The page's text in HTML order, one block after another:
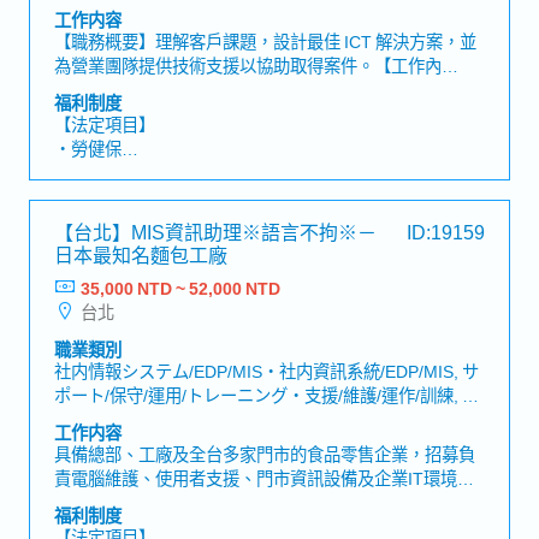
・健康檢查
ンジニア(運用/保守)・網路工程師(運作/維護), 社内情報シ
ステム/EDP/MIS・社内資訊系統/EDP/MIS, サポート/保
守/運用/トレーニング・支援/維護/運作/訓練
工作内容
【職務概要】理解客戶課題，設計最佳 ICT 解決方案，並
為營業團隊提供技術支援以協助取得案件。【工作內
容】・透過客戶訪談進行需求定義・設計網路、資安、伺
服器、雲端等解決方案・製作提案書與架構圖・進行提案
與產品 Demo・提供營業團隊技術支援
福利制度
【法定項目】
・勞健保
・各種休假（特別休假、婚假、喪假、生理假、產檢假、
陪產假、產假、育嬰假）
・退休金
【公司福利】
・年終獎金
・三節獎金
・人事考核
・暑假兩天 (年資滿一年)
・年度員工旅遊 (視年度業績而定)
・年度員工健康檢查
【台北】MIS資訊助理※語言不拘※－
日本最知名麵包工廠
ID:19159
35,000 NTD ~ 52,000 NTD
台北
職業類別
社内情報システム/EDP/MIS・社内資訊系統/EDP/MIS, サ
ポート/保守/運用/トレーニング・支援/維護/運作/訓練, そ
の他(IT/インターネット/通信)エンジニア・其他(IT/網路/
通訊)工程師
工作内容
具備總部、工廠及全台多家門市的食品零售企業，招募負
責電腦維護、使用者支援、門市資訊設備及企業IT環境管
理的MIS資訊助理。【工作內容】・負責Windows電腦安
裝、設定、日常維護及故障排除・協助Google
福利制度